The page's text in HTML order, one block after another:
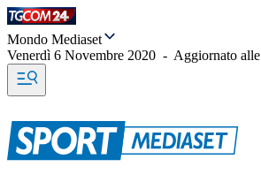
Mondo Mediaset
Venerdì 6 Novembre 2020 - Aggiornato alle